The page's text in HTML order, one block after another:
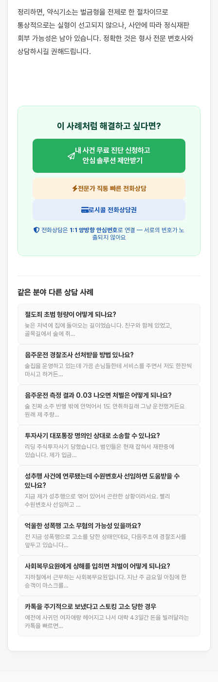
정리하면, 약식기소는 벌금형을 전제로 한 절차이므로
통상적으로는 실형이 선고되지 않으나, 사안에 따라 정식재판
회부 가능성은 남아 있습니다. 정확한 것은 형사 전문 변호사와
상담하시길 권해드립니다.
이 사례처럼 해결하고 싶다면?
내 사건 무료 진단 신청하고
안심 솔루션 제안받기
전문가 직통 빠른 전화상담
로시콜 전화상담권
전화상담은 1:1 양방향 안심번호로 연결 — 서로의 번호가 노
출되지 않아요
같은 분야 다른 상담 사례
절도죄 초범 형량이 어떻게 되나요?
늦은 저녁에 집에 돌아오는 길이었습니다. 친구와 함께 있었고,
골목길에서 술에 취…
음주운전 경찰조사 선처받을 방법 있나요?
술집을 운영하고 있는데 가끔 손님들한테 서비스를 주면서 저도 한잔씩
마시고 하거든…
음주운전 측정 결과 0.03 나오면 처벌은 어떻게 되나요?
술 진짜 소주 반병 밖에 안먹어서 1도 안취하길래 그냥 운전했거든요
원래 제 주량…
투자사기 대포통장 명의인 상대로 소송할 수 있나요?
리딩 주식투자사기 당했습니다. 범인들은 현재 잡혀서 재판중에
있습니다. 제가 입금…
성추행 사건에 연루됐는데 수원변호사 선임하면 도움받을 수
있나요?
지금 제가 성추행으로 엮어 있어서 곤란한 상황이라서요. 빨리
수원변호사 선임하고 …
억울한 성폭행 고소 무혐의 가능성 있을까요?
전 지금 성폭행으로 고소를 당한 상태인데요, 다음주초에 경찰조사를
앞두고 있습니다…
사회복무요원에게 상해를 입히면 처벌이 어떻게 되나요?
지하철에서 근무하는 사회복무요원입니다. 지난 주 금요일 아침에 한
승객이 마스크를…
카톡을 주기적으로 보냈다고 스토킹 고소 당한 경우
예전에 사귀던 여자애랑 헤어지고 나서 대략 43일간 돈을 빌려달라는
카톡을 빠르면…